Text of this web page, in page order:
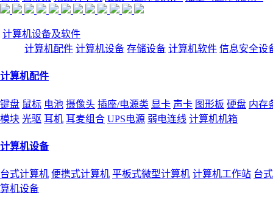
计算机设备及软件
计算机配件 计算机设备 存储设备 计算机软件 信息安全设
计算机配件
键盘 鼠标 电池 摄像头 插座/电源类 显卡 声卡 图形板 硬盘 内存
模块 光驱 耳机 耳麦组合 UPS电源 弱电连线 计算机机箱
计算机设备
台式计算机 便携式计算机 平板式微型计算机 计算机工作站 台
算机设备